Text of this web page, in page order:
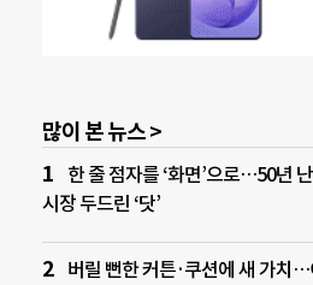
많이 본 뉴스 >
한 줄 점자를 ‘화면’으로…50년
시장 두드린 ‘닷’
버릴 뻔한 커튼·쿠션에 새 가치…